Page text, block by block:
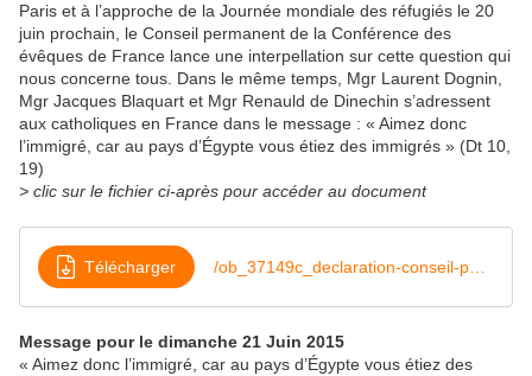
Paris et à l’approche de la Journée mondiale des réfugiés le 20
juin prochain, le Conseil permanent de la Conférence des
évêques de France lance une interpellation sur cette question qui
nous concerne tous. Dans le même temps, Mgr Laurent Dognin,
Mgr Jacques Blaquart et Mgr Renauld de Dinechin s’adressent
aux catholiques en France dans le message : « Aimez donc
l’immigré, car au pays d’Égypte vous étiez des immigrés » (Dt 10,
19)
> clic sur le fichier ci-après pour accéder au document
Télécharger
Message pour le dimanche 21 Juin 2015
« Aimez donc l’immigré, car au pays d’Égypte vous étiez des